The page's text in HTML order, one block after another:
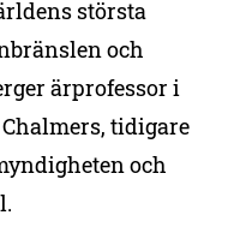
största
och
ärprofessor i
tidigare
och